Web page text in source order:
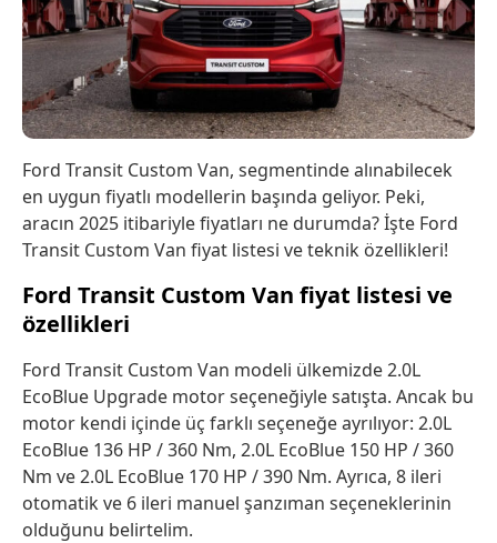
Ford Transit Custom Van, segmentinde alınabilecek
en uygun fiyatlı modellerin başında geliyor. Peki,
aracın 2025 itibariyle fiyatları ne durumda? İşte Ford
Transit Custom Van fiyat listesi ve teknik özellikleri!
Ford Transit Custom Van fiyat listesi ve
özellikleri
Ford Transit Custom Van modeli ülkemizde 2.0L
EcoBlue Upgrade motor seçeneğiyle satışta. Ancak bu
motor kendi içinde üç farklı seçeneğe ayrılıyor: 2.0L
EcoBlue 136 HP / 360 Nm, 2.0L EcoBlue 150 HP / 360
Nm ve 2.0L EcoBlue 170 HP / 390 Nm. Ayrıca, 8 ileri
otomatik ve 6 ileri manuel şanzıman seçeneklerinin
olduğunu belirtelim.